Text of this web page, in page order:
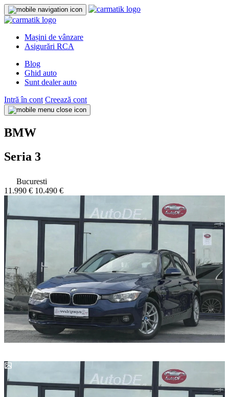
Mașini de vânzare
Asigurări RCA
Blog
Ghid auto
Sunt dealer auto
Intră în cont Creează cont
BMW
Seria 3
Bucuresti
11.990 € 10.490 €